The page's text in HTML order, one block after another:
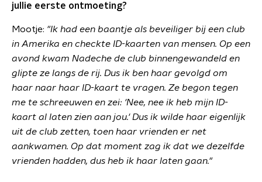
jullie eerste ontmoeting?
Mootje: "Ik had een baantje als beveiliger bij een club
in Amerika en checkte ID-kaarten van mensen. Op een
avond kwam Nadeche de club binnengewandeld en
glipte ze langs de rij. Dus ik ben haar gevolgd om
haar naar haar ID-kaart te vragen. Ze begon tegen
me te schreeuwen en zei: 'Nee, nee ik heb mijn ID-
kaart al laten zien aan jou.' Dus ik wilde haar eigenlijk
uit de club zetten, toen haar vrienden er net
aankwamen. Op dat moment zag ik dat we dezelfde
vrienden hadden, dus heb ik haar laten gaan."